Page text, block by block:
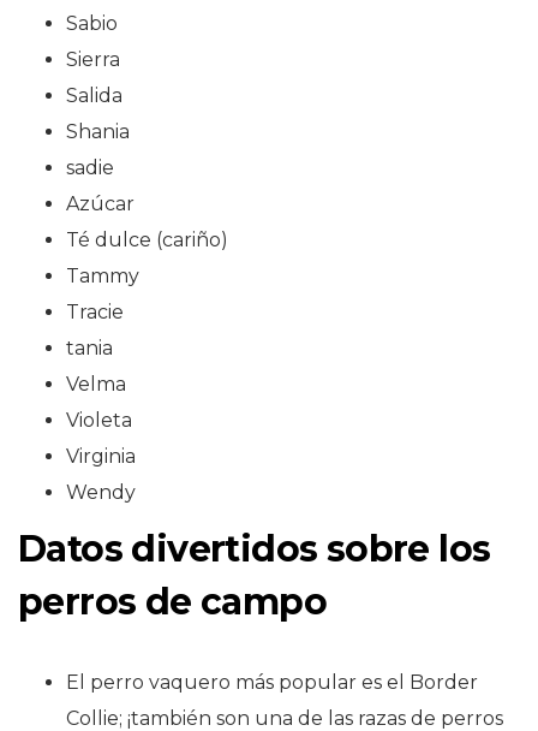
Sabio
Sierra
Salida
Shania
sadie
Azúcar
Té dulce (cariño)
Tammy
Tracie
tania
Velma
Violeta
Virginia
Wendy
Datos divertidos sobre los
perros de campo
El perro vaquero más popular es el Border
Collie; ¡también son una de las razas de perros